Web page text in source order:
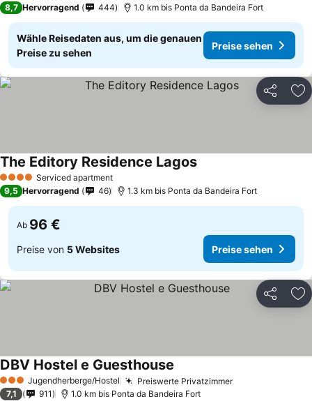
8,7 Hervorragend 444 1.0 km bis Ponta da Bandeira Fort
Wähle Reisedaten aus, um die genauen
Preise zu sehen
Preise sehen
Teilen
4 Sterne Serviced apartment
The Editory Residence Lagos
9,5 Hervorragend 46 1.3 km bis Ponta da Bandeira Fort
Ab 96 €
Preise von 5 Websites Preise sehen
Teilen
3 SterneJugendherberge/Hostel Preiswerte Privatzimmer
DBV Hostel e Guesthouse
7,1 911 1.0 km bis Ponta da Bandeira Fort